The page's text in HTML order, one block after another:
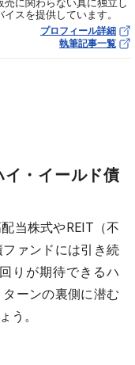
に関わらない真に独立し
スを提供しています。
プロフィール詳細
執筆記事一覧
・イールド債
当株式やREIT（不
ァンドには引き続
りが期待できるハ
ーンの裏側に潜む
う。